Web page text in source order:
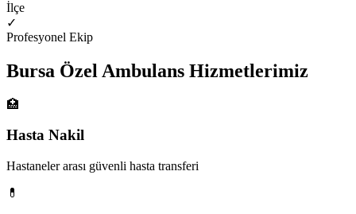
İlçe
✓
Profesyonel Ekip
Bursa Özel Ambulans Hizmetlerimiz
🏥
Hasta Nakil
Hastaneler arası güvenli hasta transferi
💊